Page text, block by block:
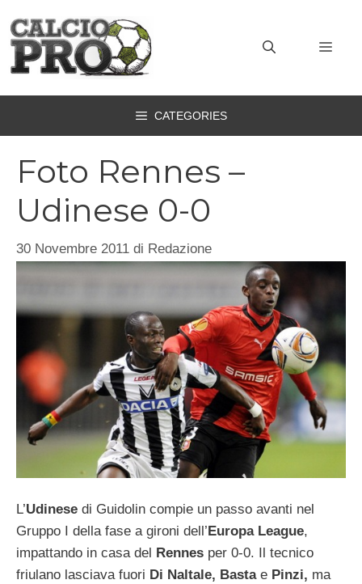
contenuto
CATEGORIES
Foto Rennes –
Udinese 0-0
30 Novembre 2011 di Redazione
L’Udinese di Guidolin compie un passo avanti nel
Gruppo I della fase a gironi dell’ Europa League,
impattando in casa del
Rennes per 0-0. Il tecnico
friulano lasciava fuori Di Naltale, Bastae Pinzi, ma